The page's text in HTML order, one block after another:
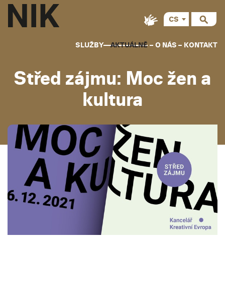
SLUŽBY AKTUÁLNĚ O NÁS KONTAKT
CS
Střed zájmu: Moc žen a
kultura